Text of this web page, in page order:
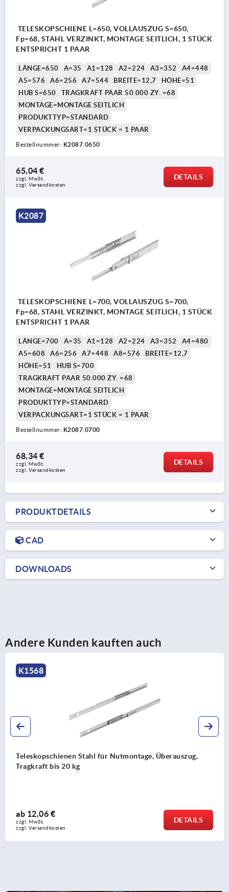
TELESKOPSCHIENE L=650, VOLLAUSZUG S=650,
Fp=68, STAHL VERZINKT, MONTAGE SEITLICH, 1 STÜCK
ENTSPRICHT 1 PAAR
LÄNGE=650 A=35 A1=128 A2=224 A3=352
A4=448
A5=576
A6=256 A7=544 BREITE=12,7
HÖHE=51
HUB S=650
TRAGKRAFT PAAR 50.000 ZY. =68
MONTAGE=MONTAGE SEITLICH
PRODUKTTYP=STANDARD
VERPACKUNGSART=1 STÜCK = 1 PAAR
Bestellnummer: K2087.0650
65,04 €
zzgl. MwSt.
zzgl. Versandkosten
DETAILS
K2087
TELESKOPSCHIENE L=700, VOLLAUSZUG S=700,
Fp=68, STAHL VERZINKT, MONTAGE SEITLICH, 1 STÜCK
ENTSPRICHT 1 PAAR
LÄNGE=700 A=35 A1=128 A2=224 A3=352
A4=480
A5=608
A6=256 A7=448 A8=576
BREITE=12,7
HÖHE=51
HUB S=700
TRAGKRAFT PAAR 50.000 ZY. =68
MONTAGE=MONTAGE SEITLICH
PRODUKTTYP=STANDARD
VERPACKUNGSART=1 STÜCK = 1 PAAR
Bestellnummer: K2087.0700
68,34 €
zzgl. MwSt.
zzgl. Versandkosten
DETAILS
PRODUKTDETAILS
CAD
DOWNLOADS
Andere Kunden kauften auch
K1568
Teleskopschienen Stahl für Nutmontage, Überauszug,
Tragkraft bis 20 kg
ab 12,06 €
zzgl. MwSt.
zzgl. Versandkosten
DETAILS